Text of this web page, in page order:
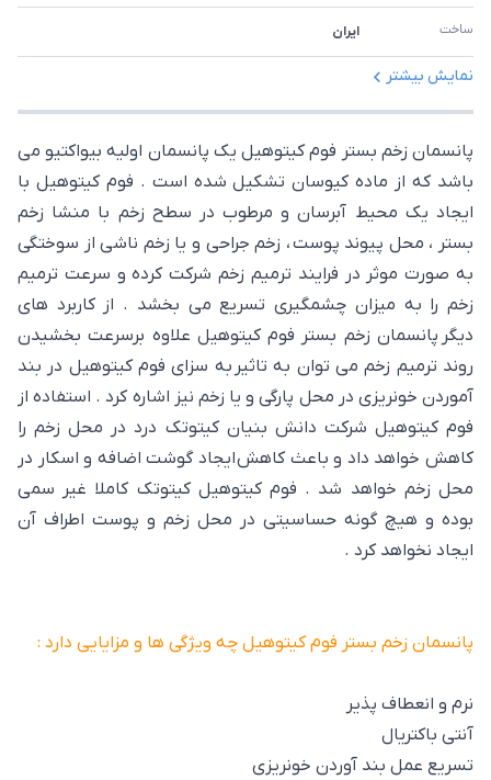
ساخت ایران
نمایش بیشتر
پانسمان زخم بستر فوم کیتوهیل یک پانسمان اولیه بیواکتیو می
باشد که از ماده کیوسان تشکیل شده است . فوم کیتوهیل با
ایجاد یک محیط آبرسان و مرطوب در سطح زخم با منشا زخم
بستر ، محل پیوند پوست ، زخم جراحی و یا زخم ناشی از سوختگی
به صورت موثر در فرایند ترمیم زخم شرکت کرده و سرعت ترمیم
زخم را به میزان چشمگیری تسریع می بخشد . از کاربرد های
دیگر پانسمان زخم بستر فوم کیتوهیل علاوه برسرعت بخشیدن
روند ترمیم زخم می توان به تاثیر به سزای فوم کیتوهیل در بند
آموردن خونریزی در محل پارگی و یا زخم نیز اشاره کرد . استفاده از
فوم کیتوهیل شرکت دانش بنیان کیتوتک درد در محل زخم را
کاهش خواهد داد و باعث کاهش ایجاد گوشت اضافه و اسکار در
محل زخم خواهد شد . فوم کیتوهیل کیتوتک کاملا غیر سمی
بوده و هیچ گونه حساسیتی در محل زخم و پوست اطراف آن
ایجاد نخواهد کرد .
پانسمان زخم بستر فوم کیتوهیل چه ویژگی ها و مزایایی دارد :
نرم و انعطاف پذیر
آنتی باکتریال
تسریع عمل بند آوردن خونریزی